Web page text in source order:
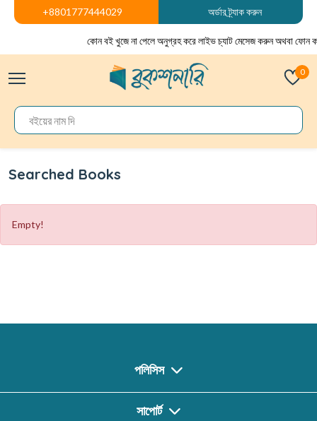
+8801777444029 অর্ডার ট্র্যাক করুন
কোন বই খুজে না পেলে অনুগ্রহ করে লাইভ চ্যাট মেসেজ করুন অথবা ফোন
0
Searched Books
Empty!
পলিসিস
সাপোর্ট